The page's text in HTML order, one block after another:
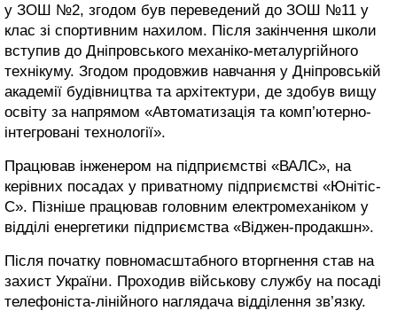
у ЗОШ №2, згодом був переведений до ЗОШ №11 у
клас зі спортивним нахилом. Після закінчення школи
вступив до Дніпровського механіко-металургійного
технікуму. Згодом продовжив навчання у Дніпровській
академії будівництва та архітектури, де здобув вищу
освіту за напрямом «Автоматизація та комп’ютерно-
інтегровані технології».
Працював інженером на підприємстві «ВАЛС», на
керівних посадах у приватному підприємстві «Юнітіс-
С». Пізніше працював головним електромеханіком у
відділі енергетики підприємства «Віджен-продакшн».
Після початку повномасштабного вторгнення став на
захист України. Проходив військову службу на посаді
телефоніста-лінійного наглядача відділення зв’язку.